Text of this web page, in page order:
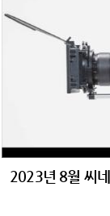
2023년 8월 씨